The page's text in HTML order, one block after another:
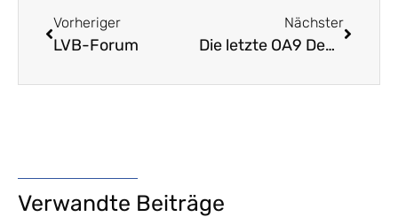
Vorheriger
LVB-Forum
Nächster
Die letzte OA9 Deutsch: Ein Abschluss mit bitterem Nachgeschmack
Verwandte Beiträge